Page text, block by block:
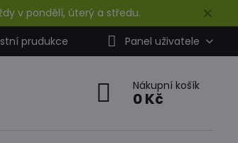
✕
v pondělí, úterý a středu.
prudukce Panel uživatele
Nákupní košík
0 Kč